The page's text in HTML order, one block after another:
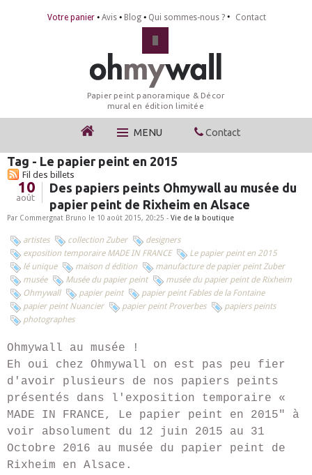
Votre panier Avis Blog Qui sommes-nous ? Contact
Papier peint panoramique & Décor
mural en édition limitée
MENU Contact
Tag - Le papier peint en 2015
Fil des billets
10
août
Des papiers peints Ohmywall au musée du
papier peint de Rixheim en Alsace
Par Commergnat Bruno le 10 août 2015, 20:25 - Vie de la boutique
artistes collection Zuber
designers
exposition temporaire MADE IN FRANCE
Le papier peint en 2015
lé unique
maison d édition
manufacture de papier peint Zuber
musée
Musée du papier peint
musée du papier peint de Rixheim
Ohmywall
papier peint
papier peint Fables de la Fontaine
papier peint Nuancier
papier peint Proverbes
papiers peints
photographes
Ohmywall au musée !
Eh oui chez Ohmywall on est pas peu fier
d'avoir plusieurs de nos papiers peints
présentés dans l'exposition temporaire «
MADE IN FRANCE, Le papier peint en 2015" à
voir absolument du 12 juin 2015 au 31
Octobre 2016 au musée du papier peint de
Rixheim en Alsace.